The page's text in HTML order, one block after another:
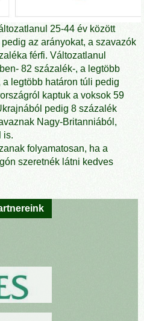
25-44 év között
az arányokat, a szavazók
férfi. Változatlanul
82 százalék-, a legtöbb
legtöbb határon túli pedig
kaptuk a voksok 59
pedig 8 százalék
Nagy-Britanniából,
is.
folyamatosan, ha a
szeretnék látni kedves